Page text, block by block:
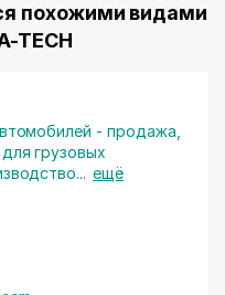
похожими видами
TECH
- продажа,
грузовых
... ещё